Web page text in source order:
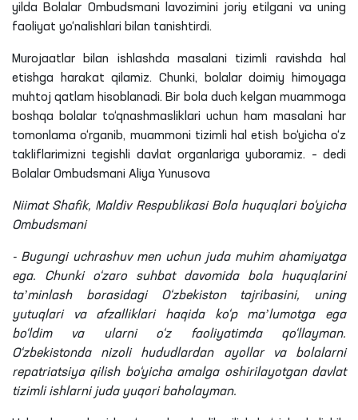
yilda Bolalar Ombudsmani lavozimini joriy etilgani va uning
faoliyat yo‘nalishlari bilan tanishtirdi.
Murojaatlar bilan ishlashda masalani tizimli ravishda hal
etishga harakat qilamiz. Chunki, bolalar doimiy himoyaga
muhtoj qatlam hisoblanadi. Bir bola duch kelgan muammoga
boshqa bolalar to‘qnashmasliklari uchun ham masalani har
tomonlama o‘rganib, muammoni tizimli hal etish bo‘yicha o‘z
takliflarimizni tegishli davlat organlariga yuboramiz. – dedi
Bolalar Ombudsmani Aliya Yunusova
Niimat Shafik, MaldivRespublikasi Bola huquqlari bo‘yicha
Ombudsmani
- Bugungi uchrashuv men uchun juda muhim ahamiyatga
ega. Chunki o‘zaro suhbat davomida bola huquqlarini
taʼminlash borasidagi O‘zbekiston tajribasini, uning
yutuqlari va afzalliklari haqida ko‘p maʼlumotga ega
bo‘ldim va ularni o‘z faoliyatimda qo‘llayman.
O‘zbekistonda nizoli hududlardan ayollar va bolalarni
repatriatsiya qilish bo‘yicha amalga oshirilayotgan davlat
tizimli ishlarni juda yuqori baholayman.